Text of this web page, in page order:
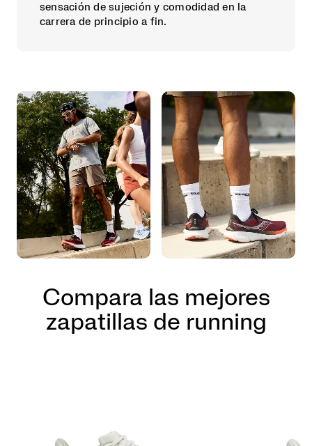
sensación de sujeción y comodidad en la
carrera de principio a fin.
Compara las mejores
zapatillas de running